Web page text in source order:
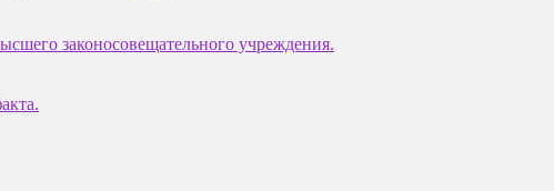
законосовещательного учреждения.